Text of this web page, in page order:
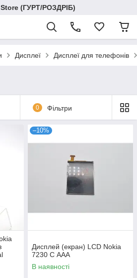
(ГУРТ/РОЗДРІБ)
Дисплеї Дисплеї для телефонів
0 Фільтри
–10%
Дисплей (екран) LCD Nokia
7230 C ААА
В наявності